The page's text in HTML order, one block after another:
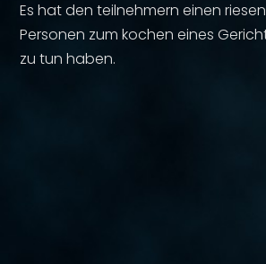
Es hat den teilnehmern einen
Personen zum kochen eines
zu tun haben.